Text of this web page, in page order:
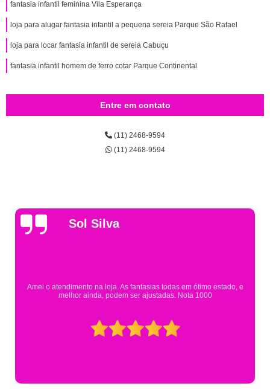
fantasia infantil feminina Vila Esperança
loja para alugar fantasia infantil a pequena sereia Parque São Rafael
loja para locar fantasia infantil de sereia Cabuçu
fantasia infantil homem de ferro cotar Parque Continental
Entre em contato
(11) 2468-9594
(11) 2468-9594
Gsutavo Pinto
Pesquisei em mais de 20 lojas e só encontrei a fantasia de meu filho na
Eureka. Cheguei praticamente no horário em que estavam fechando e
mesmo assim fui muito bem atendido.